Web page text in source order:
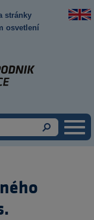
stránky
osvetlení